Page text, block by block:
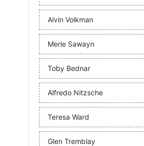
Alvin Volkman
Merle Sawayn
Toby Bednar
Alfredo Nitzsche
Teresa Ward
Glen Tremblay